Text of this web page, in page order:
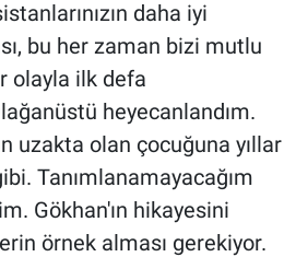
daha iyi
bu her zaman bizi mutlu
olayla ilk defa
heyecanlandım.
uzakta olan çocuğuna yıllar
Tanımlanamayacağım
Gökhan'ın hikayesini
örnek alması gerekiyor.